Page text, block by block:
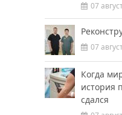
07
07
Когда
история
сдался